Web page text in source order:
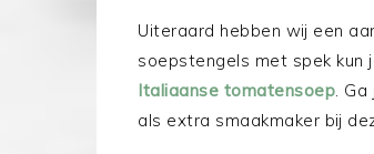
Uiteraard hebben wij een
soepstengels met spek kun
Italiaanse tomatensoep.
als extra smaakmaker bij